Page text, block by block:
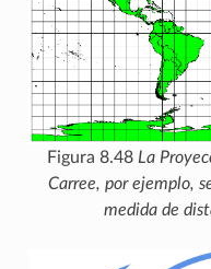
Figura 8.48 La
Carree, por ejemplo,
medida de